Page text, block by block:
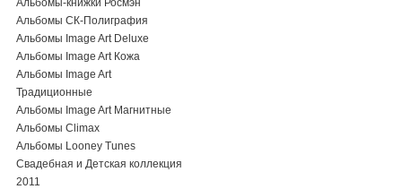
Альбомы-книжки Росмэн
Альбомы СК-Полиграфия
Альбомы Image Art Deluxe
Альбомы Image Art Кожа
Альбомы Image Art
Традиционные
Альбомы Image Art Магнитные
Альбомы Climax
Альбомы Looney Tunes
Свадебная и Детская коллекция
2011